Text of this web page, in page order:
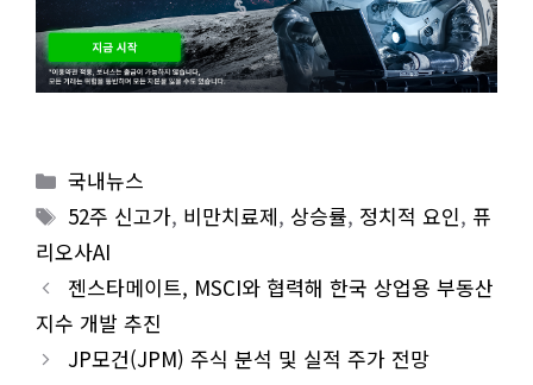
Categories
국내뉴스
Tags
52주 신고가, 비만치료제, 상승률, 정치적 요인, 퓨
리오사AI
젠스타메이트, MSCI와 협력해 한국 상업용 부동산
지수 개발 추진
JP모건(JPM) 주식 분석 및 실적 주가 전망